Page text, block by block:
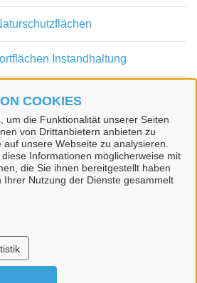
COOKIES
um die Funktionalität unserer Seiten
von Drittanbietern anbieten zu
unsere Webseite zu analysieren.
Informationen möglicherweise mit
die Sie ihnen bereitgestellt haben
Ihrer Nutzung der Dienste gesammelt
Instandhaltung